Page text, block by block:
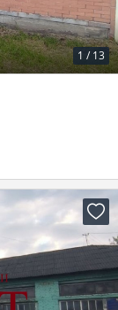
1 / 13